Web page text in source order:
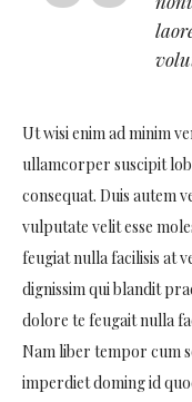
Ut wisi enim ad minim
ullamcorper suscipit
consequat. Duis autem
vulputate velit esse
feugiat nulla facilisis at
dignissim qui blandit
dolore te feugait nulla
Nam liber tempor cum
imperdiet doming id